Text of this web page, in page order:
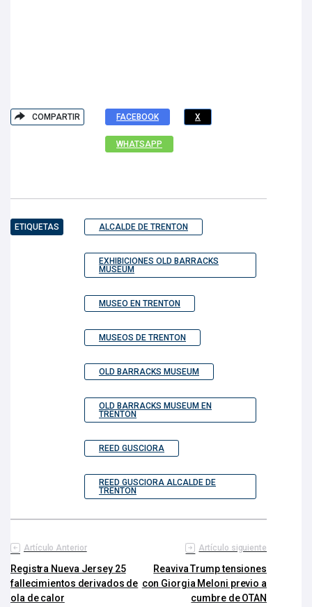
COMPARTIR FACEBOOK X
WHATSAPP
ETIQUETAS ALCALDE DE TRENTON
EXHIBICIONES OLD BARRACKS
MUSEUM
MUSEO EN TRENTON
MUSEOS DE TRENTON
OLD BARRACKS MUSEUM
OLD BARRACKS MUSEUM EN
TRENTON
REED GUSCIORA
REED GUSCIORA ALCALDE DE
TRENTON
Artículo Anterior
Registra Nueva Jersey 25
fallecimientos derivados de
ola de calor
Artículo siguiente
Reaviva Trump tensiones
con Giorgia Meloni previo a
cumbre de OTAN